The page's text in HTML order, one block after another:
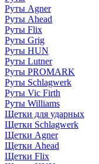
Руты Agner
Руты Ahead
Руты Flix
Руты Grig
Руты HUN
Руты Lutner
Руты PROMARK
Руты Schlagwerk
Руты Vic Firth
Руты Williams
Щетки для ударных
Щетки Schlagwerk
Щетки Agner
Щетки Ahead
Щетки Flix